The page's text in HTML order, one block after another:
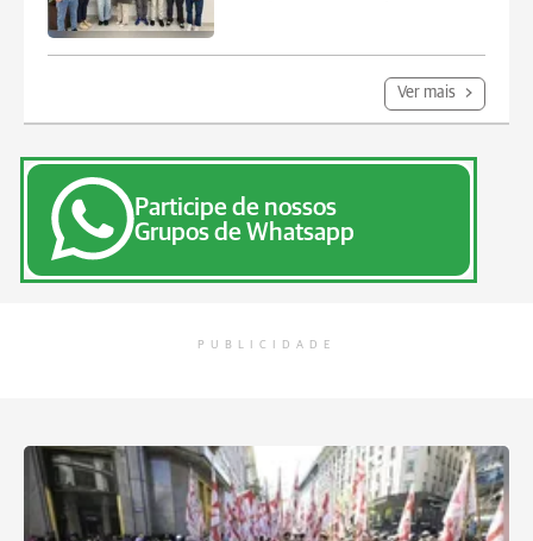
Ver mais
Participe de nossos
Grupos de Whatsapp
PUBLICIDADE